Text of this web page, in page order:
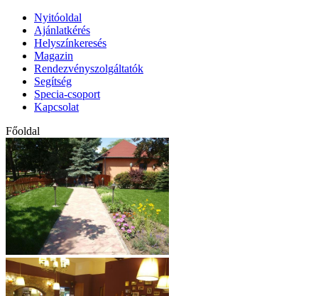
Nyitóoldal
Ajánlatkérés
Helyszínkeresés
Magazin
Rendezvényszolgáltatók
Segítség
Specia-csoport
Kapcsolat
Főoldal